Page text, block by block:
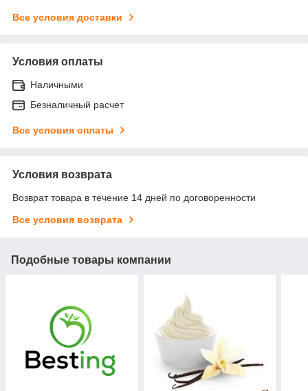
Все условия доставки
Условия оплаты
Наличными
Безналичный расчет
Все условия оплаты
Условия возврата
Возврат товара в течение 14 дней по договоренности
Все условия возврата
Подобные товары компании